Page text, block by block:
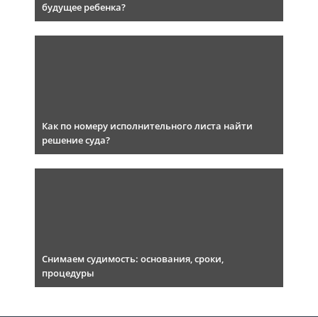
будущее ребенка?
Как по номеру исполнительного листа найти
решение суда?
Снимаем судимость: основания, сроки,
процедуры